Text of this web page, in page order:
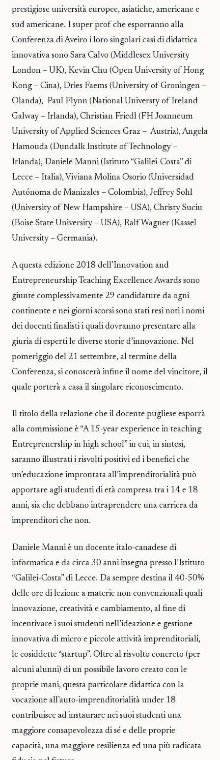
prestigiose università europee, asiatiche, americane e
sud americane. I super prof che esporranno alla
Conferenza di Aveiro i loro singolari casi di didattica
innovativa sono Sara Calvo (Middlesex University
London – UK), Kevin Chu (Open University of Hong
Kong – Cina), Dries Faems (University of Groningen –
Olanda), Paul Flynn (National Universty of Ireland
Galway – Irlanda), Christian Friedl (FH Joanneum
University of Applied Sciences Graz – Austria), Angela
Hamouda (Dundalk Institute of Technology –
Irlanda), Daniele Manni (Istituto “Galilei-Costa” di
Lecce – Italia), Viviana Molina Osorio (Universidad
Autónoma de Manizales – Colombia), Jeffrey Sohl
(University of New Hampshire – USA), Christy Suciu
(Boise State University – USA), Ralf Wagner (Kassel
University – Germania).
A questa edizione 2018 dell’Innovation and
Entrepreneurship Teaching Excellence Awards sono
giunte complessivamente 29 candidature da ogni
continente e nei giorni scorsi sono stati resi noti i nomi
dei docenti finalisti i quali dovranno presentare alla
giuria di esperti le diverse storie d’innovazione. Nel
pomeriggio del 21 settembre, al termine della
Conferenza, si conoscerà infine il nome del vincitore, il
quale porterà a casa il singolare riconoscimento.
Il titolo della relazione che il docente pugliese esporrà
alla commissione è “A 15-year experience in teaching
Entreprenership in high school” in cui, in sintesi,
saranno illustrati i risvolti positivi ed i benefici che
un’educazione improntata all’imprenditorialità può
apportare agli studenti di età compresa tra i 14 e 18
anni, sia che debbano intraprendere una carriera da
imprenditori che non.
Daniele Manni è un docente italo-canadese di
informatica e da circa 30 anni insegna presso l’Istituto
“Galilei-Costa” di Lecce. Da sempre destina il 40-50%
delle ore di lezione a materie non convenzionali quali
innovazione, creatività e cambiamento, al fine di
incentivare i suoi studenti nell’ideazione e gestione
innovativa di micro e piccole attività imprenditoriali,
le cosiddette “startup”. Oltre al risvolto concreto (per
alcuni alunni) di un possibile lavoro creato con le
proprie mani, questa particolare didattica con la
vocazione all’auto-imprenditorialità under 18
contribuisce ad instaurare nei suoi studenti una
maggiore consapevolezza di sé e delle proprie
capacità, una maggiore resilienza ed una più radicata